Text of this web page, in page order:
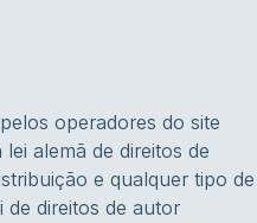
operadores do site
alemã de direitos de
e qualquer tipo de
de direitos de autor